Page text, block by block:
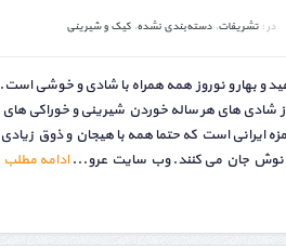
در : تشریفات, دسته‌بندی نشده, کیک و شیرینی
و بهار و نوروز همه همراه با شادی و خوشی است.
شادی های هر ساله خوردن شیرینی و خوراکی های
ایرانی است که حتما همه با هیجان و ذوق زیادی
را نوش جان می کنند. وب سایت عرو...ادامه مطلب